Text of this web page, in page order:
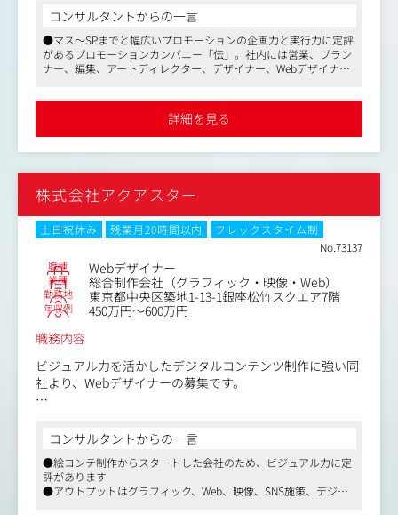
＜具体的には＞
・企業プロモーションのキービジュアル考察
・カタログやチラシのDTPデザイン
・Webデザイン（LPの制作）
・CMや動画のコンテ作成から編集
・商品パッケージや演出ツールのデザイン
・イベント企画や運営（ワークショップなど）
がメインですが、ホームページ制作や動画制作も増加傾向
にあり、DTPデザイン以外にも幅広く携わる事ができま
す。
また、案件ごとにメンバーをアサインする体制なので、福
岡にいながら全国の案件に携わる事ができるのが特徴で
す。
直取引がメインになるので、自分のアイデアなどを直接伝
える機会が多いです。
自分の手がけた広告が多くの方の目に触れる瞬間は最高の
やりがいに繋がります。
もっと大きなスケールで仕事をしていきたい、スキルアッ
プをしたいなど自身の思い描くプランに当てはまる方も多
いと思いますので、ぜひご応募お待ちしております。
【取引先例】
・イオンモール
・福岡地所
・エフ・ジェイ エンターテインメントワークス
・やずやグループ/JLLリテールマネジメント など
コンサルタントからの一言
●マス～SPまでと幅広いプロモーションの企画力と実行力に定評
があるプロモーションカンパニー「伝」。社内には営業、プラン
ナー、編集、アートディレクター、デザイナー、Webデザイナ
●ファッション・雑貨・インテリア・グルメなど、人々のくらし
に関わるさまざまなジャンルの企画に携わることができます
●メリハリのある環境にこだわりのある同社は、月平均残業時間
いです
詳細を見る
株式会社アクアスター
土日祝休み 残業月20時間以内
フレックスタイム制
No.73137
職種 Webデザイナー
業種 総合制作会社（グラフィック・映像・Web）
勤務地 東京都中央区築地1-13-1銀座松竹スクエア7階
年収例
450万円～600万円
職務内容
ビジュアル力を活かしたデジタルコンテンツ制作に強い同
社より、Webデザイナーの募集です。
ロジェクトになる前の企画提案から一緒に入っていただき
たいと考えています。
プランナーやWebディレクターといった複数クリエイター
と協力し、まずはWebデザイン案件から担当していってい
ただき、ゆくゆくは媒体問わずデザインに関わっていただ
コンサルタントからの一言
●絵コンテ制作からスタートした会社のため、ビジュアル力に定
評があります
●アウトプットはグラフィック、Web、映像、SNS施策、デジタ